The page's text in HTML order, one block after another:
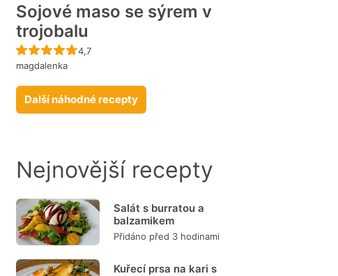
Sojové maso se sýrem v
trojobalu
Recept ještě nebyl hodnocen
4,7
magdalenka
Další náhodné recepty
Nejnovější recepty
Salát s burratou a
balzamikem
Přidáno před 3 hodinami
Kuřecí prsa na kari s